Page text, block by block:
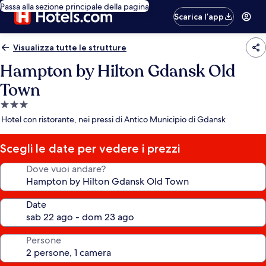
Passa alla sezione principale della pagina
Scarica l’app
Visualizza tutte le strutture
Hampton by Hilton Gdansk Old
Town
Struttura
a
stelle
Hotel con ristorante, nei pressi di Antico Municipio di Gdansk
Scegli le date per vedere i prezzi
Dove vuoi andare?
Date
Persone